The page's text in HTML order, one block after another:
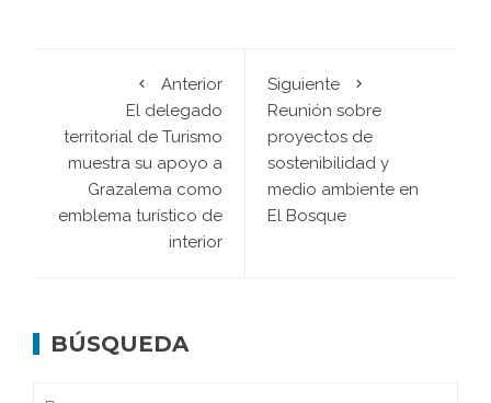
Anterior
El delegado
territorial de Turismo
muestra su apoyo a
Grazalema como
emblema turístico de
interior
Siguiente
Reunión sobre
proyectos de
sostenibilidad y
medio ambiente en
El Bosque
BÚSQUEDA